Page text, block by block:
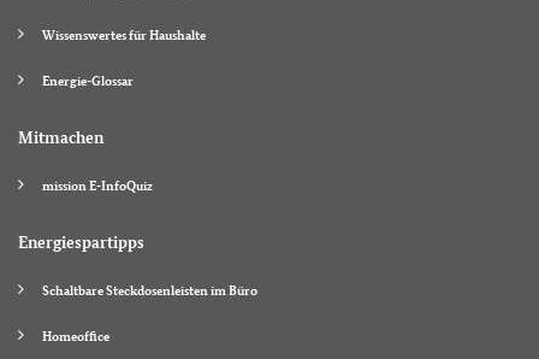
Wissenswertes für Haushalte
Energie-Glossar
Mitmachen
mission E-InfoQuiz
Energiespartipps
Schaltbare Steckdosenleisten im Büro
Homeoffice